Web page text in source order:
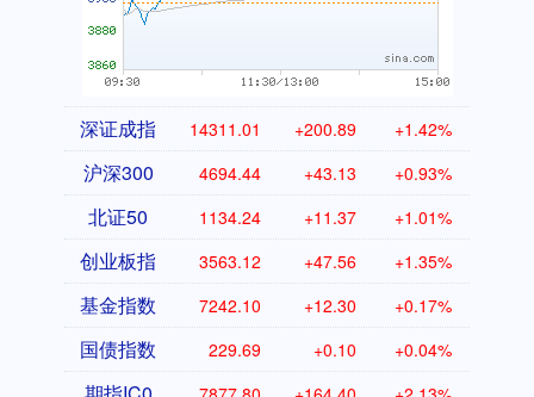
深证成指 14311.01 +200.89 +1.42%
沪深300 4694.44 +43.13 +0.93%
北证50 1134.24 +11.37 +1.01%
创业板指 3563.12 +47.56 +1.35%
基金指数 7242.10 +12.30 +0.17%
国债指数 229.69 +0.10 +0.04%